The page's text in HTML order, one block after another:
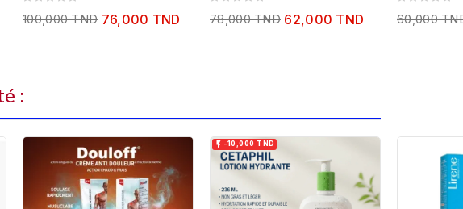
100,000 TND 76,000 TND 78,000 TND 62,000 TND 60,000
:
 -10,000 TND